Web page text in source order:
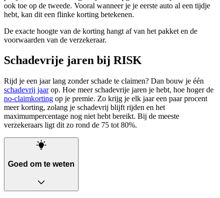
ook toe op de tweede. Vooral wanneer je je eerste auto al een tijdje
hebt, kan dit een flinke korting betekenen.
De exacte hoogte van de korting hangt af van het pakket en de
voorwaarden van de verzekeraar.
Schadevrije jaren bij RISK
Rijd je een jaar lang zonder schade te claimen? Dan bouw je één
schadevrij jaarop. Hoe meer schadevrije jaren je hebt, hoe hoger de
no-claimkorting op je premie. Zo krijg je elk jaar een paar procent
meer korting, zolang je schadevrij blijft rijden en het
maximumpercentage nog niet hebt bereikt. Bij de meeste
verzekeraars ligt dit zo rond de 75 tot 80%.
Goed om te weten